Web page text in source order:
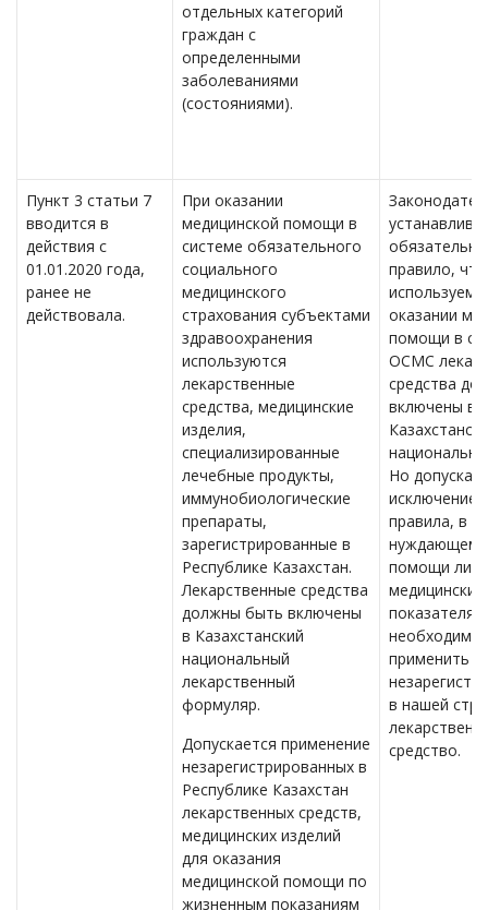
отдельных категорий
граждан с
определенными
заболеваниями
(состояниями).
Пункт 3 статьи 7
вводится в
действия с
01.01.2020 года,
ранее не
действовала.
При оказании
медицинской помощи в
системе обязательного
социального
медицинского
страхования субъектами
здравоохранения
используются
лекарственные
средства, медицинские
изделия,
специализированные
лечебные продукты,
иммунобиологические
препараты,
зарегистрированные в
Республике Казахстан.
Лекарственные средства
должны быть включены
в Казахстанский
национальный
лекарственный
формуляр.
Допускается применение
незарегистрированных в
Республике Казахстан
лекарственных средств,
медицинских изделий
для оказания
медицинской помощи по
жизненным показаниям
правило, что
оказании
помощи в
ОСМС
средства
включены в
Но
исключение
правила, в
помощи
медицинским
необходимо
применить
в нашей
средство.